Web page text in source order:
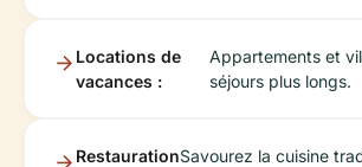
Locations de
vacances :
Appartements et
séjours plus longs.
RestaurationSavourez la cuisine